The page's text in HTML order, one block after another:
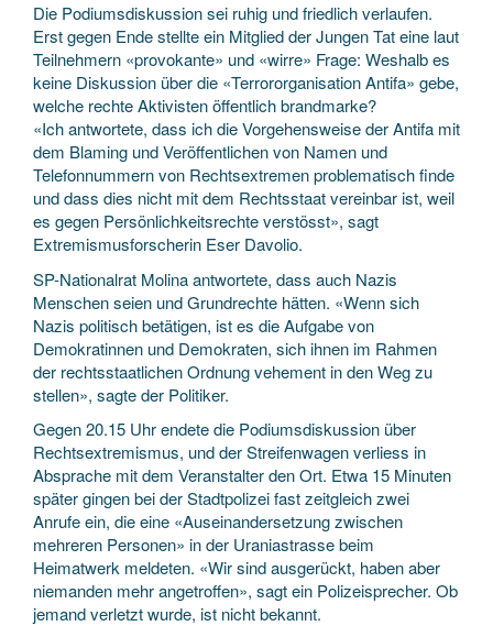
Die Podiumsdiskussion sei ruhig und friedlich verlaufen.
Erst gegen Ende stellte ein Mitglied der Jungen Tat eine laut
Teilnehmern «provokante» und «wirre» Frage: Weshalb es
keine Diskussion über die «Terrororganisation Antifa» gebe,
welche rechte Aktivisten öffentlich brandmarke?
«Ich antwortete, dass ich die Vorgehensweise der Antifa mit
dem Blaming und Veröffentlichen von Namen und
Telefonnummern von Rechtsextremen problematisch finde
und dass dies nicht mit dem Rechtsstaat vereinbar ist, weil
es gegen Persönlichkeitsrechte verstösst», sagt
Extremismusforscherin Eser Davolio.
SP-Nationalrat Molina antwortete, dass auch Nazis
Menschen seien und Grundrechte hätten. «Wenn sich
Nazis politisch betätigen, ist es die Aufgabe von
Demokratinnen und Demokraten, sich ihnen im Rahmen
der rechtsstaatlichen Ordnung vehement in den Weg zu
stellen», sagte der Politiker.
Gegen 20.15 Uhr endete die Podiumsdiskussion über
Rechtsextremismus, und der Streifenwagen verliess in
Absprache mit dem Veranstalter den Ort. Etwa 15 Minuten
später gingen bei der Stadtpolizei fast zeitgleich zwei
Anrufe ein, die eine «Auseinandersetzung zwischen
mehreren Personen» in der Uraniastrasse beim
Heimatwerk meldeten. «Wir sind ausgerückt, haben aber
niemanden mehr angetroffen», sagt ein Polizeisprecher. Ob
jemand verletzt wurde, ist nicht bekannt.